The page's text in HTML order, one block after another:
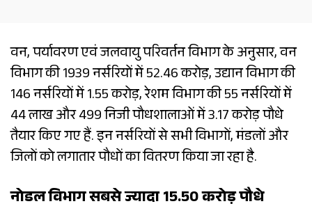
वन, पर्यावरण एवं जलवायु परिवर्तन विभाग के अनुसार, वन
विभाग की 1939 नर्सरियों में 52.46 करोड़, उद्यान विभाग की
146 नर्सरियों में 1.55 करोड़, रेशम विभाग की 55 नर्सरियों में
44 लाख और 499 निजी पौधशालाओं में 3.17 करोड़ पौधे
तैयार किए गए हैं. इन नर्सरियों से सभी विभागों, मंडलों और
जिलों को लगातार पौधों का वितरण किया जा रहा है.
नोडल विभाग सबसे ज्यादा 15.50 करोड़ पौधे